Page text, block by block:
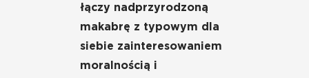
łączy nadprzyrodzoną
makabrę z typowym dla
siebie zainteresowaniem
moralnością i